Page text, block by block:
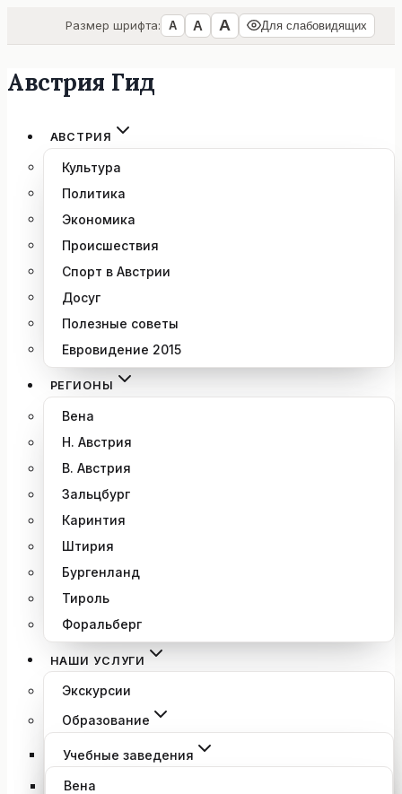
Размер шрифта: А А А Для слабовидящих
Перейти
содержимому
Австрия Гид
АВСТРИЯ
Культура
Политика
Экономика
Происшествия
Спорт в Австрии
Досуг
Полезные советы
Евровидение 2015
РЕГИОНЫ
Вена
Н. Австрия
В. Австрия
Зальцбург
Каринтия
Штирия
Бургенланд
Тироль
Форальберг
НАШИ УСЛУГИ
Экскурсии
Образование
Учебные заведения
Вена